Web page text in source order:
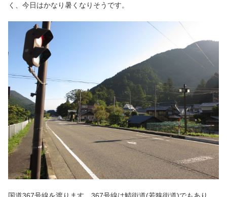
く、今日はかなり暑くなりそうです。
国道367号線を渡ります。367号線は鯖街道(若狭街道)でもあり、